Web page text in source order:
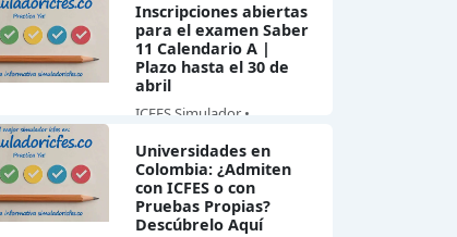
25/04/2025
Inscripciones abiertas
para el examen Saber
11 Calendario A |
Plazo hasta el 30 de
abril
ICFES Simulador •
Universidades en
Colombia: ¿Admiten
con ICFES o con
Pruebas Propias?
Descúbrelo Aquí